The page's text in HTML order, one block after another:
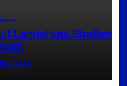
Landshuts Straßen